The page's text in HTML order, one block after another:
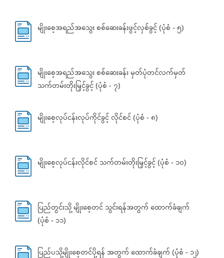
မျိုးစေ့အရည်အသွေး စစ်ဆေးခန်းဖွင့်လှစ်ခွင့် (ပုံစံ - ၅)
မျိုးစေ့အရည်အသွေး စစ်ဆေးခန်း မှတ်ပုံတင်လက်မှတ်
သက်တမ်းတိုးမြှင့်ခွင့် (ပုံစံ - ၇)
မျိုးစေ့လုပ်ငန်းလုပ်ကိုင်ခွင့် လိုင်စင် (ပုံစံ - ၈)
မျိုးစေ့လုပ်ငန်းလိုင်စင် သက်တမ်းတိုးမြှင့်ခွင့် (ပုံစံ - ၁၀)
ပြည်တွင်းသို့ မျိုးစေ့တင် သွင်းရန်အတွက် ထောက်ခံချက်
(ပုံစံ - ၁၁)
ပြည်ပသို့မျိုးစေ့တင်ပို့ရန် အတွက် ထောက်ခံချက် (ပုံစံ - ၁၂)